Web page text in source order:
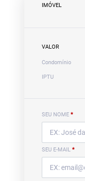
IMÓVEL
VALOR
Condomínio
IPTU
SEU NOME *
SEU E-MAIL *